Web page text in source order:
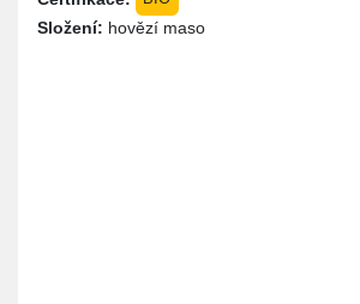
Složení: hovězí maso